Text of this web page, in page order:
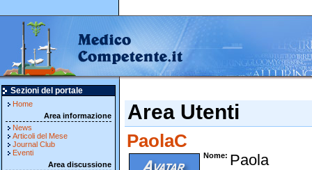
Sezioni del portale
Home
Area informazione
News
Articoli del Mese
Journal Club
Eventi
Area discussione
Area Utenti
PaolaC
Nome Paola